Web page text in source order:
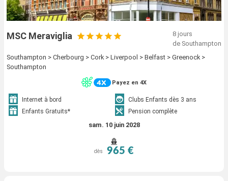
MSC Meraviglia
8 jours
de Southampton
Southampton > Cherbourg > Cork > Liverpool > Belfast > Greenock >
Southampton
Payez en 4X
Internet à bord
Clubs Enfants dès 3 ans
Enfants Gratuits*
Pension complète
sam. 10 juin 2028
dès 965 €